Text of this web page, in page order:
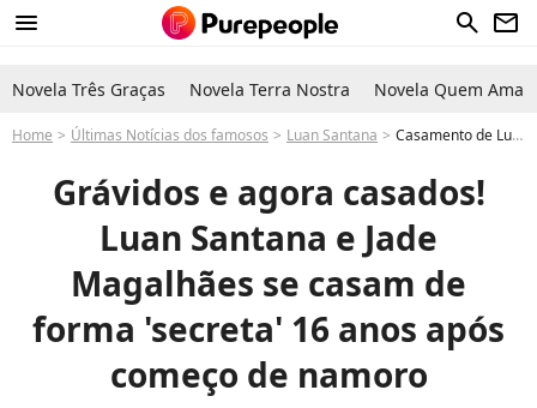
menu search newsletter
Novela Três Graças Novela Terra Nostra Novela Quem Ama
Home Últimas Notícias dos famosos Luan Santana Casamento de Luan Santana e Jade Magalhães: em 1ª gravidez, famosa se casa de forma reservada com cantor 16 anos após começo de namoro
Grávidos e agora casados!
Luan Santana e Jade
Magalhães se casam de
forma 'secreta' 16 anos após
começo de namoro